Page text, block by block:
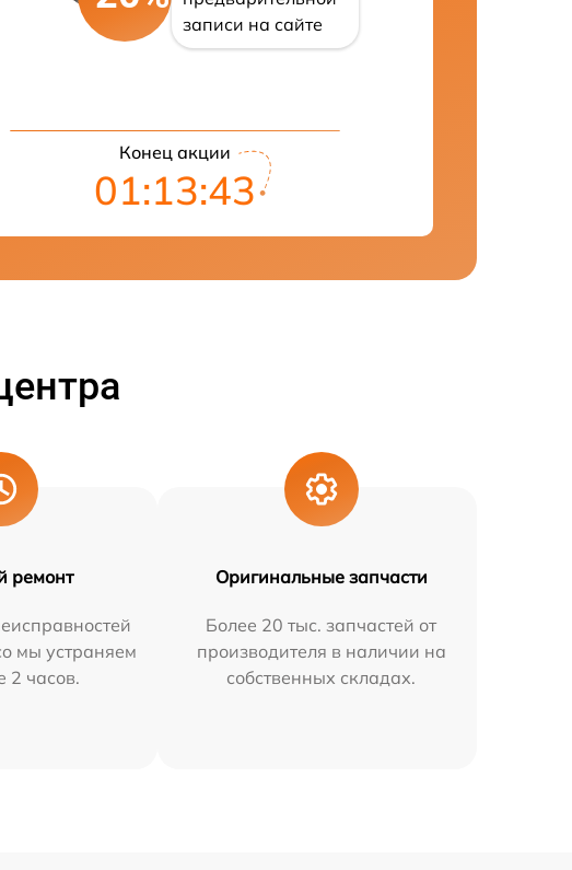
записи на сайте
Конец акции
01:13:42
ремонт
мы устраняем
2 часов.
Оригинальные запчасти
Более 20 тыс. запчастей от
производителя в наличии на
собственных складах.